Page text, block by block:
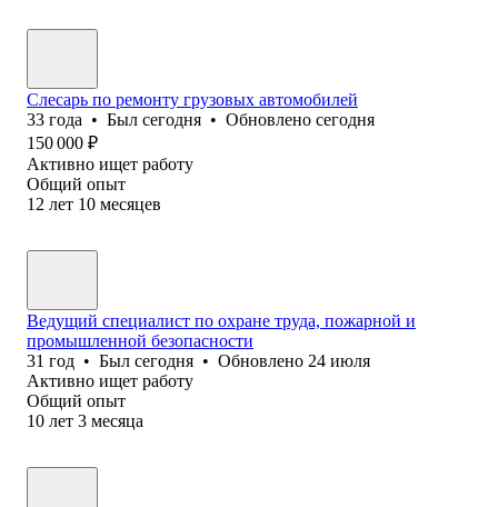
Слесарь по ремонту грузовых автомобилей
33 года • Был сегодня • Обновлено сегодня
150 000 ₽
Активно ищет работу
Общий опыт
12 лет 10 месяцев
Ведущий специалист по охране труда, пожарной и
промышленной безопасности
31 год • Был сегодня • Обновлено 24 июля
Активно ищет работу
Общий опыт
10 лет 3 месяца